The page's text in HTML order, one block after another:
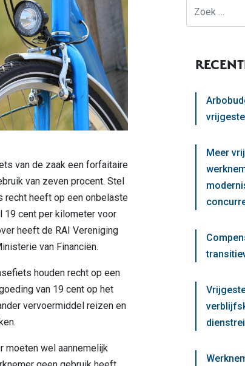
van de zaak een forfaitaire
van zeven procent. Stel
recht heeft op een onbelaste
19 cent per kilometer voor
heeft de RAI Vereniging
van Financiën.
houden recht op een
van 19 cent op het
vervoermiddel reizen en
moeten wel aannemelijk
Meer